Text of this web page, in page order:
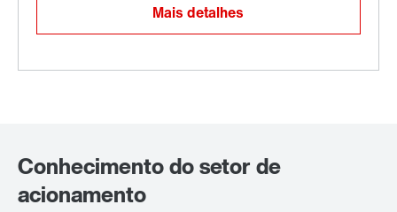
Mais detalhes
Conhecimento do setor de
acionamento